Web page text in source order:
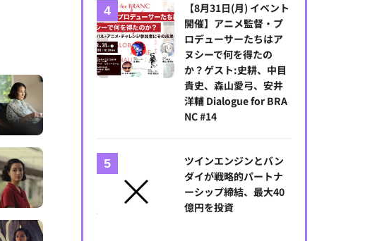
【8月31日(月) イベント
開催】アニメ監督・プ
ロデューサーたちはア
ヌシーで何を得たの
か？ゲスト:史耕、中目
貴史、森山愛弓、安井
洋輔 Dialogue for BRA
NC #14
ツインエンジンとバン
ダイが戦略的パートナ
ーシップ締結、最大40
億円を投資